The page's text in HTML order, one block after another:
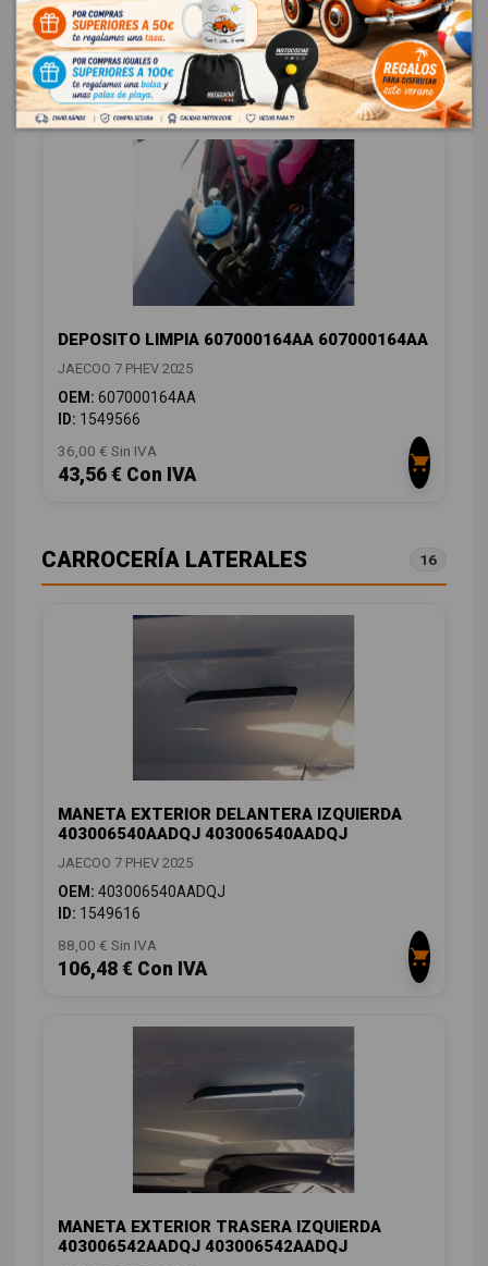
OEM:603000367AA
ID:1549691
798,00 € Sin IVA
965,58 € Con IVA
DEPOSITO LIMPIA 607000164AA 607000164AA
JAECOO 7 PHEV 2025
OEM: 607000164AA
ID: 1549566
36,00 € Sin IVA
43,56 € Con IVA
CARROCERÍA LATERALES 16
MANETA EXTERIOR DELANTERA IZQUIERDA
403006540AADQJ 403006540AADQJ
JAECOO 7 PHEV 2025
OEM: 403006540AADQJ
ID: 1549616
88,00 € Sin IVA
106,48 € Con IVA
MANETA EXTERIOR TRASERA IZQUIERDA
403006542AADQJ 403006542AADQJ